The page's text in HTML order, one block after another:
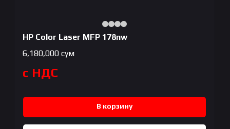
HP Color Laser MFP 178nw
6,180,000 сум
с НДС
В корзину